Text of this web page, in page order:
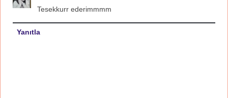
Tesekkurr ederimmmm
Yanıtla